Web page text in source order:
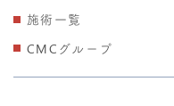
施術一覧
CMCグループ